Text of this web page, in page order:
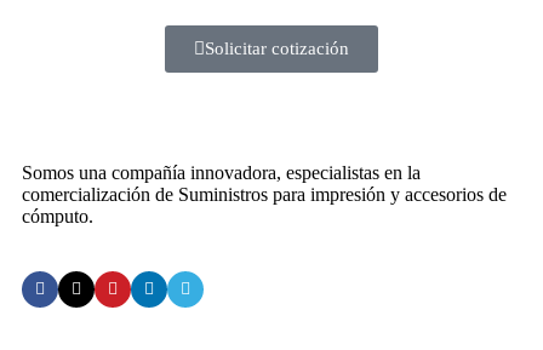
Solicitar cotización
Somos una compañía innovadora, especialistas en la
comercialización de Suministros para impresión y accesorios de
cómputo.